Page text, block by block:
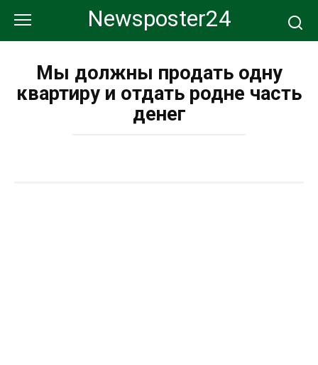
контенту
Newsposter24
Мы должны продать одну
квартиру и отдать родне часть
денег